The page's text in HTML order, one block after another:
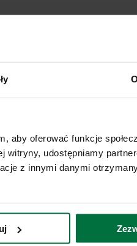
aby oferować funkcje
udostępniamy
z innymi danymi